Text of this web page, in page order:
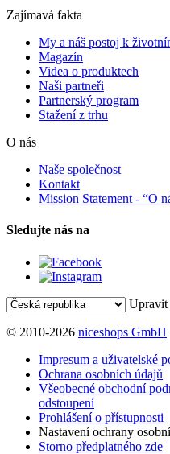
Zajímavá fakta
My a náš postoj k
Magazín
Videa o produktech
Naši partneři
Partnerský program
Stažení z trhu
O nás
Naše společnost
Kontakt
Mission Statement - “O
Sledujte nás na
Upravit
© 2010-2026 niceshops GmbH
Impresum a uživatelské
Ochrana osobních údajů
Všeobecné obchodní
odstoupení
Prohlášení o přístupnosti
Nastavení ochrany
Storno předplatného zde